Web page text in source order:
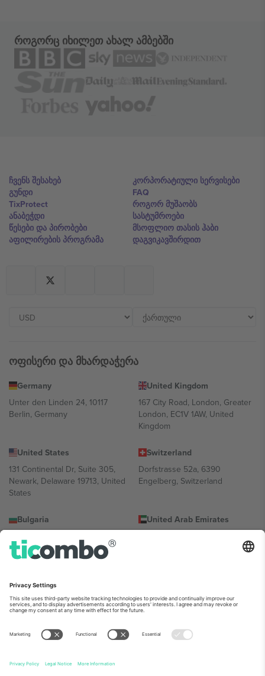
როგორც იხილეთ ახალ ამბებში
ჩვენს შესახებ
გუნდი
TixProtect
ანაბეჭდი
წესები და პირობები
აფილირების პროგრამა
კორპორატიული სერვისები
FAQ
როგორ მუშაობს
სასტუმროები
მსოფლიო თასის ჰაბი
დაგვიკავშირდით
ოფისერი და მხარდაჭერა
Germany
Unter den Linden 24, 10117
Berlin, Germany
United Kingdom
167 City Road, London, Greater
London, EC1V 1AW, United
Kingdom
United States
131 Continental Dr, Suite 305,
Newark, Delaware 19713, United
States
Switzerland
Dorfstrasse 52a, 6390
Engelberg, Switzerland
Bulgaria
Totleben 53-55, 1606 Sofia,
Bulgaria
United Arab Emirates
Building A1, Office 302, Dubai,
Mexico
Av Chapultepec 360, Roma
Norte, Cuauhtémoc, 06700
Ciudad de México, CDMX,
Mexico
პლატფორმის პროვაიდერის იურიდიული პირი იცვლება